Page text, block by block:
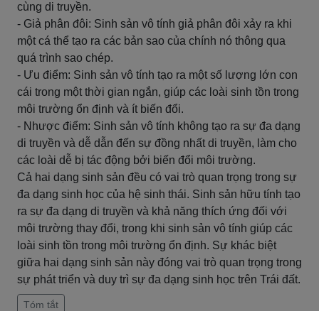
cùng di truyền.
- Giả phân đôi: Sinh sản vô tính giả phân đôi xảy ra khi
một cá thể tạo ra các bản sao của chính nó thông qua
quá trình sao chép.
- Ưu điểm: Sinh sản vô tính tạo ra một số lượng lớn con
cái trong một thời gian ngắn, giúp các loài sinh tồn trong
môi trường ổn định và ít biến đổi.
- Nhược điểm: Sinh sản vô tính không tạo ra sự đa dạng
di truyền và dễ dẫn đến sự đồng nhất di truyền, làm cho
các loài dễ bị tác động bởi biến đổi môi trường.
Cả hai dạng sinh sản đều có vai trò quan trọng trong sự
đa dạng sinh học của hệ sinh thái. Sinh sản hữu tính tạo
ra sự đa dạng di truyền và khả năng thích ứng đối với
môi trường thay đổi, trong khi sinh sản vô tính giúp các
loài sinh tồn trong môi trường ổn định. Sự khác biệt
giữa hai dạng sinh sản này đóng vai trò quan trọng trong
sự phát triển và duy trì sự đa dạng sinh học trên Trái đất.
Tóm tắt